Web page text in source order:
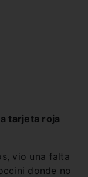
tarjeta roja
vio una falta
donde no